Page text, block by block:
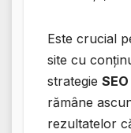
Este crucial
site cu
strategie
rămâne
rezultatelor